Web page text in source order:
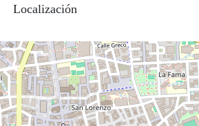
Localización